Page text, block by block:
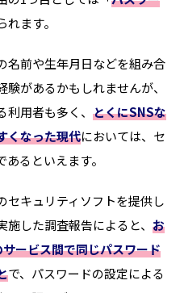
ます。
名前や生年月日などを組み合
があるかもしれませんが、
用者も多く、 とくにSNSな
くなった現代においては、セ
るといえます。
セキュリティソフトを提供し
した調査報告によると、 お
ービス間で同じパスワード
で、パスワードの設定による